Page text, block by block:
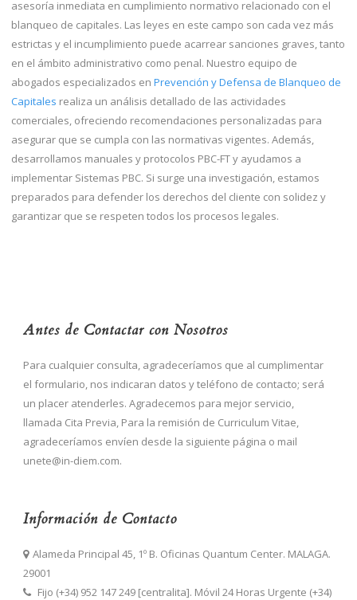
asesoría inmediata en cumplimiento normativo relacionado con el
blanqueo de capitales. Las leyes en este campo son cada vez más
estrictas y el incumplimiento puede acarrear sanciones graves, tanto
en el ámbito administrativo como penal. Nuestro equipo de
abogados especializados en Prevención y Defensa de Blanqueo de
Capitales realiza un análisis detallado de las actividades
comerciales, ofreciendo recomendaciones personalizadas para
asegurar que se cumpla con las normativas vigentes. Además,
desarrollamos manuales y protocolos PBC-FT y ayudamos a
implementar Sistemas PBC. Si surge una investigación, estamos
preparados para defender los derechos del cliente con solidez y
garantizar que se respeten todos los procesos legales.
Antes de Contactar con Nosotros
Para cualquier consulta, agradeceríamos que al cumplimentar
el formulario, nos indicaran datos y teléfono de contacto; será
un placer atenderles. Agradecemos para mejor servicio,
llamada Cita Previa, Para la remisión de Curriculum Vitae,
agradeceríamos envíen desde la siguiente página o mail
unete@in-diem.com.
Información de Contacto
Alameda Principal 45, 1º B. Oficinas Quantum Center. MALAGA.
29001
Fijo (+34) 952 147 249 [centralita]. Móvil 24 Horas Urgente (+34)